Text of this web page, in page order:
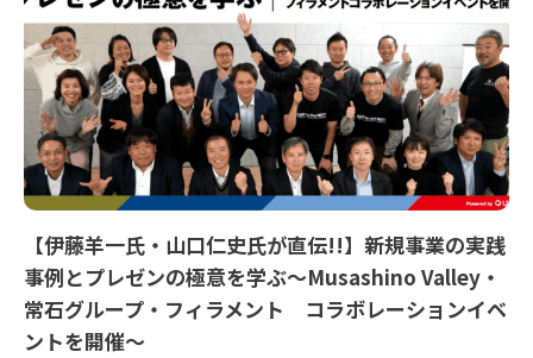
【伊藤羊一氏・山口仁史氏が直伝!!】新規事業の実践
事例とプレゼンの極意を学ぶ～Musashino Valley・
常石グループ・フィラメント コラボレーションイベ
ントを開催～